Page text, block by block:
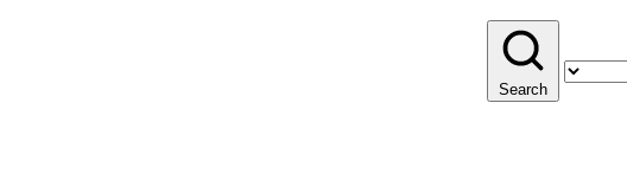
Search